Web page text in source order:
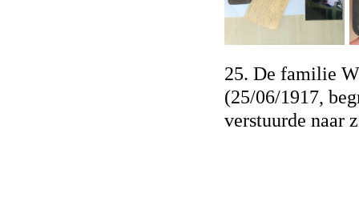
25. De familie
(25/06/1917,
verstuurde naar